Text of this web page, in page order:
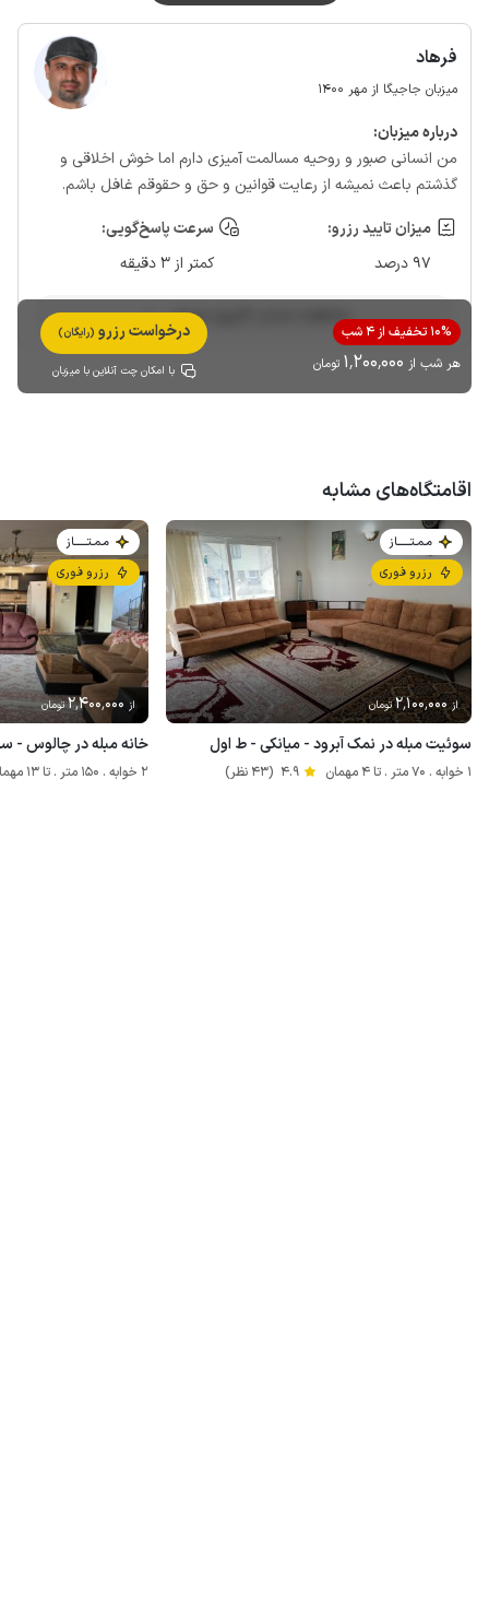
فرهاد
میزبان جاجیگا از مهر 1400
درباره‌ میزبان:
من انسانی صبور و روحیه مسالمت آمیزی دارم اما خوش اخلاقی و
گذشتم باعث نمیشه از رعایت قوانین و حق و حقوقم غافل باشم.
میزان تایید رزرو:
97 درصد
سرعت پاسخ‌گویی:
کمتر از 3 دقیقه
مشاهده حساب کاربری میزبان
10% تخفیف از 4 شب
هر شب از 1٬200٬000 تومان
درخواست رزرو (رایگان)
با امکان چت آنلاین با میزبان
اقامتگاه‌های مشابه
مـمـتــــــاز
رزرو فوری
از 2٬100٬000تومان
سوئیت مبله در نمک آبرود - میانکی - ط اول
1 خوابه . 70 متر . تا 4 مهمان 4.9 (43 نظر)
مـمـتــــــاز
رزرو فوری
از 2٬400٬000تومان
خانه مبله در چالوس -
2 خوابه . 150 متر . تا 13 مهمان